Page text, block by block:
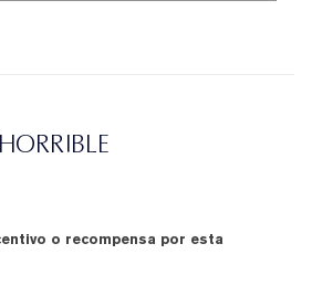
o recompensa por esta